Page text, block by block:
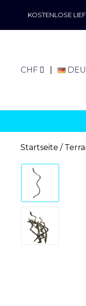
KOSTENLOSE
CHF
Startseite